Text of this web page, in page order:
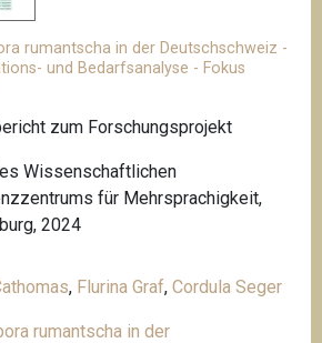
rumantscha in der Deutschschweiz -
und Bedarfsanalyse - Fokus
zum Forschungsprojekt
Wissenschaftlichen
für Mehrsprachigkeit,
2024
, Flurina Graf,Cordula Seger
rumantscha in der